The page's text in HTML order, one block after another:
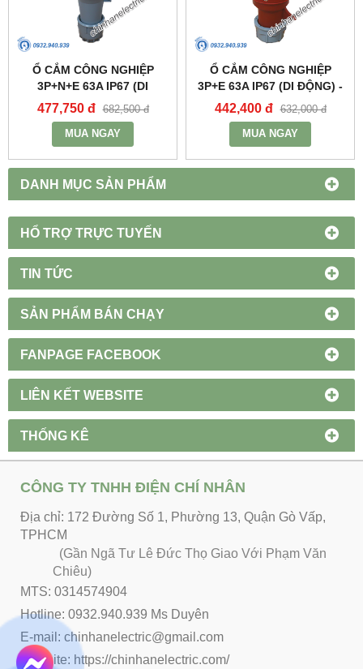
DANH MỤC SẢN PHẨM
HỔ TRỢ TRỰC TUYẾN
TIN TỨC
SẢN PHẨM BÁN CHẠY
FANPAGE FACEBOOK
LIÊN KẾT WEBSITE
THỐNG KÊ
Ổ CẮM CÔNG NGHIỆP
3P+N+E 63A IP67 (DI
ĐỘNG) - MPN2352 - MPE
477,750 đ 682,500 đ
MUA NGAY
Ổ CẮM CÔNG NGHIỆP
3P+E 63A IP67 (DI ĐỘNG) -
MPN2342 - MPE
442,400 đ 632,000 đ
MUA NGAY
CÔNG TY TNHH ĐIỆN CHÍ NHÂN
Địa chỉ: 172 Đường Số 1, Phường 13, Quận Gò Vấp,
TPHCM
(Gần Ngã Tư Lê Đức Thọ Giao Với Phạm Văn
Chiêu)
MTS: 0314574904
Hotline: 0932.940.939 Ms Duyên
E-mail: chinhanelectric@gmail.com
Website: https://chinhanelectric.com/